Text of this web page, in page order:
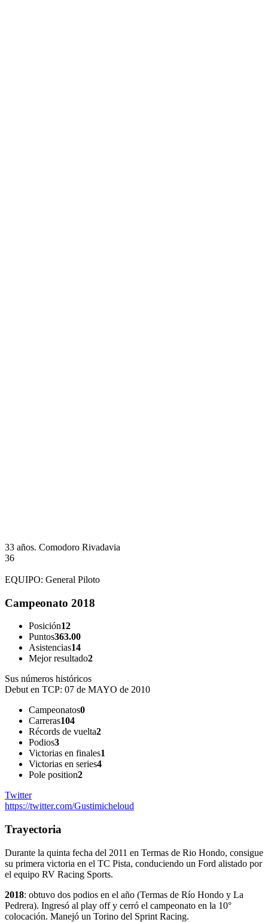
33 años. Comodoro Rivadavia
36
EQUIPO: General Piloto
Campeonato 2018
Posición12
Puntos363.00
Asistencias14
Mejor resultado2
Sus números históricos
Debut en TCP: 07 de MAYO de 2010
Campeonatos0
Carreras104
Récords de vuelta2
Podios3
Victorias en finales1
Victorias en series4
Pole position2
Twitter
https://twitter.com/Gustimicheloud
Trayectoria
Durante la quinta fecha del 2011 en Termas de Rio Hondo, consigue
su primera victoria en el TC Pista, conduciendo un Ford alistado por
el equipo RV Racing Sports.
2018: obtuvo dos podios en el año (Termas de Río Hondo y La
Pedrera). Ingresó al play off y cerró el campeonato en la 10°
colocación. Manejó un Torino del Sprint Racing.